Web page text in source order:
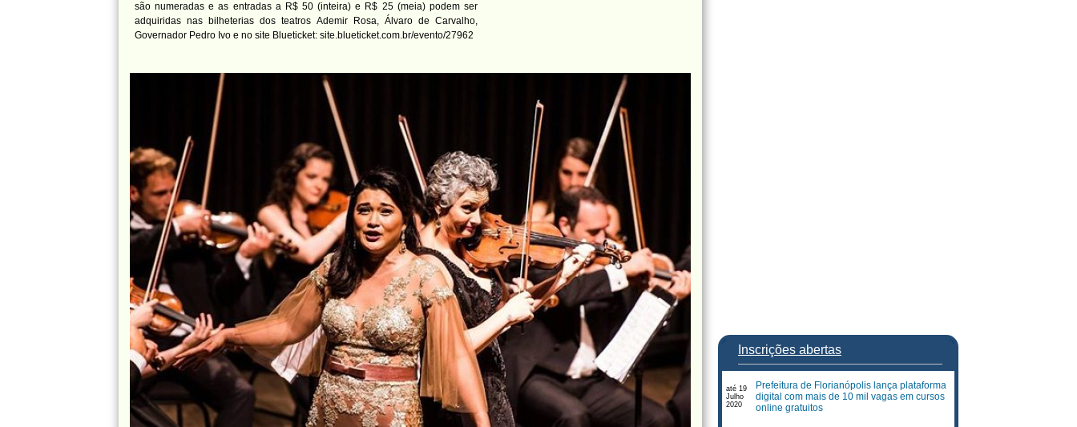
são numeradas e as entradas a R$ 50 (inteira) e R$ 25 (meia) podem ser
adquiridas nas bilheterias dos teatros Ademir Rosa, Álvaro de Carvalho,
Governador Pedro Ivo e no site Blueticket: site.blueticket.com.br/evento/27962
Inscrições abertas
até 19
Julho
2020
Prefeitura de Florianópolis lança plataforma
digital com mais de 10 mil vagas em cursos
online gratuitos